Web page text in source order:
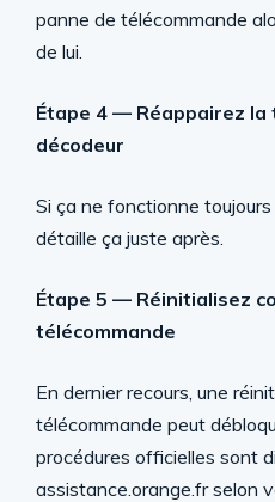
panne de télécommande
de lui.
Étape 4 — Réappairez la
décodeur
Si ça ne fonctionne
détaille ça juste après.
Étape 5 — Réinitialisez
télécommande
En dernier recours, une
télécommande peut
procédures officielles sont
assistance.orange.fr selon